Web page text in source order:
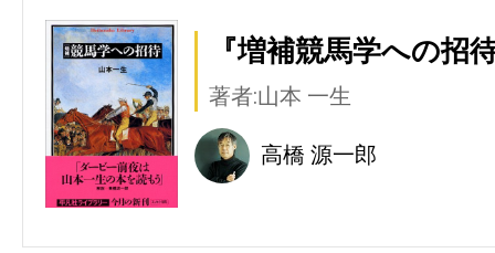
『増補競馬学への招
著者:山本 一生
高橋 源一郎